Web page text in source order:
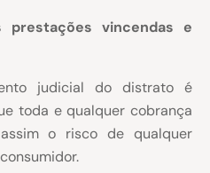
vincendas e
judicial do distrato é
toda e qualquer cobrança
o risco de qualquer